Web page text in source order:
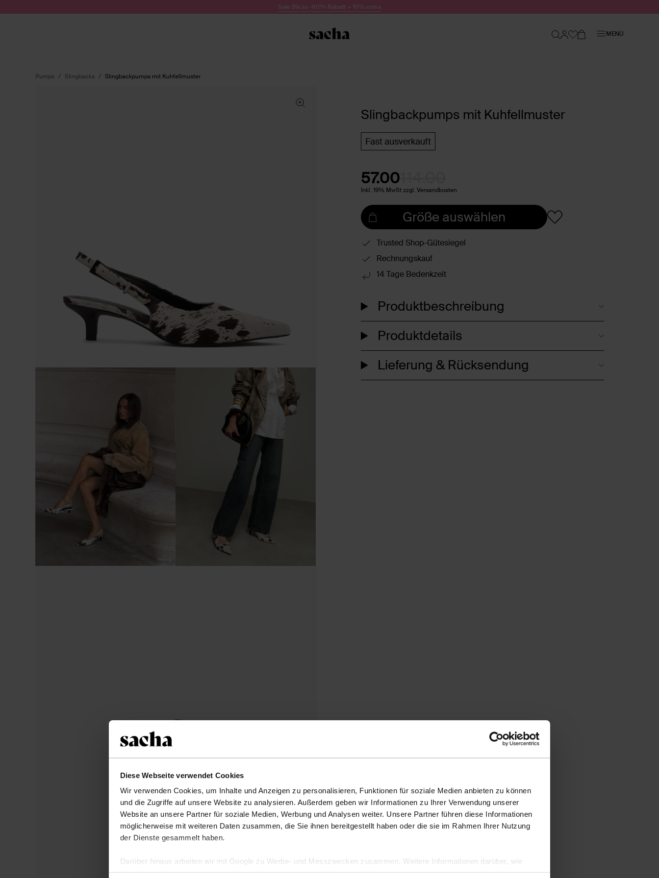
Diese Webseite verwendet Cookies
Wir verwenden Cookies, um Inhalte und Anzeigen zu personalisieren, Funktionen für soziale Medien anbieten zu können
und die Zugriffe auf unsere Website zu analysieren. Außerdem geben wir Informationen zu Ihrer Verwendung unserer
Website an unsere Partner für soziale Medien, Werbung und Analysen weiter. Unsere Partner führen diese Informationen
möglicherweise mit weiteren Daten zusammen, die Sie ihnen bereitgestellt haben oder die sie im Rahmen Ihrer Nutzung
der Dienste gesammelt haben.
Darüber hinaus arbeiten wir mit Google zu Werbe- und Messzwecken zusammen. Weitere Informationen darüber, wie
Google Ihre personenbezogenen Daten verwendet, finden Sie auf derSeite zur geschäftlichen Sicherheit und zum
Sale Bis zu -60% Rabatt + 10% extra
MENÜ
Pumps Slingbacks Slingbackpumps mit Kuhfellmuster
Slingbackpumps mit Kuhfellmuster
Fast ausverkauft
57.00
Inkl. 19% MwSt zzgl. Versandkosten
Größe auswählen
Trusted Shop-Gütesiegel
Rechnungskauf
14 Tage Bedenkzeit
Produktbeschreibung
Produktdetails
Lieferung & Rücksendung